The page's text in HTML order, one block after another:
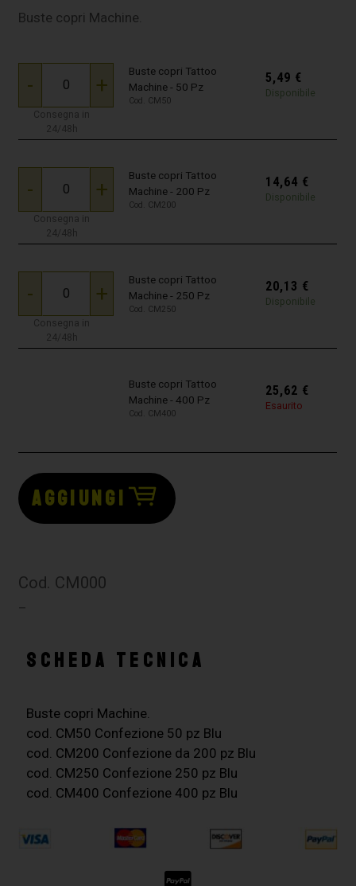
Buste copri Machine.
- +
Consegna in
24/48h
Buste copri Tattoo
Machine - 50 Pz
Cod. CM50
5,49 €
Disponibile
- +
Consegna in
24/48h
Buste copri Tattoo
Machine - 200 Pz
Cod. CM200
14,64 €
Disponibile
- +
Consegna in
24/48h
Buste copri Tattoo
Machine - 250 Pz
Cod. CM250
20,13 €
Disponibile
Buste copri Tattoo
Machine - 400 Pz
Cod. CM400
25,62 €
Esaurito
AGGIUNGI
Cod. CM000
–
SCHEDA TECNICA
Buste copri Machine.
cod. CM50 Confezione 50 pz Blu
cod. CM200 Confezione da 200 pz Blu
cod. CM250 Confezione 250 pz Blu
cod. CM400 Confezione 400 pz Blu